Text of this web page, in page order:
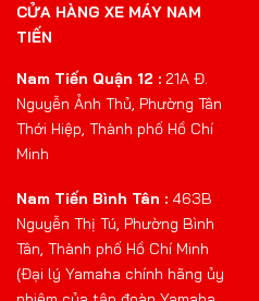
CỬA HÀNG XE MÁY NAM
TIẾN
Nam Tiến Quận 12 : 21A Đ.
Nguyễn Ảnh Thủ, Phường Tân
Thới Hiệp, Thành phố Hồ Chí
Minh
Nam Tiến Bình Tân : 463B
Nguyễn Thị Tú, Phường Bình
Tân, Thành phố Hồ Chí Minh
(Đại lý Yamaha chính hãng ủy